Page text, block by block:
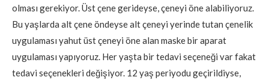
olması gerekiyor. Üst çene gerideyse, çeneyi öne alabiliyoruz.
Bu yaşlarda alt çene öndeyse alt çeneyi yerinde tutan çenelik
uygulaması yahut üst çeneyi öne alan maske bir aparat
uygulaması yapıyoruz. Her yaşta bir tedavi seçeneği var fakat
tedavi seçenekleri değişiyor. 12 yaş periyodu geçirildiyse,